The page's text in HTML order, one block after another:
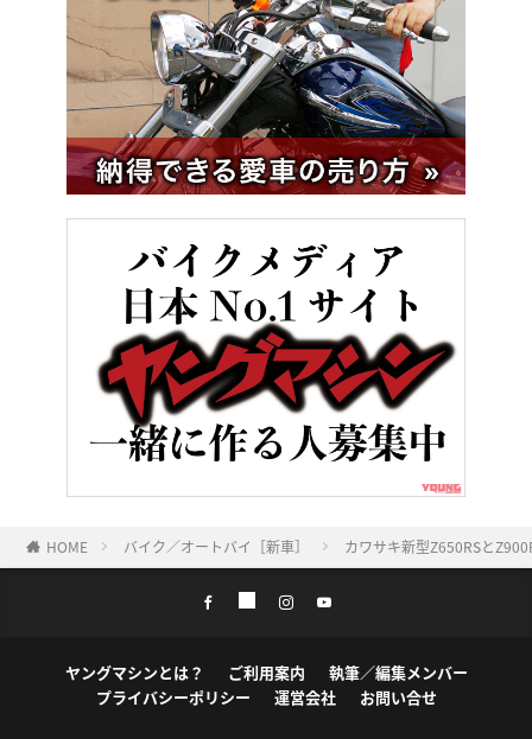
HOME バイク／オートバイ［新車］ カワサキ新型Z650RSと
ヤングマシンとは？ ご利用案内
執筆／編集メンバー
プライバシーポリシー
運営会社 お問い合せ